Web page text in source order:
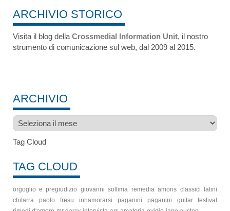
ARCHIVIO STORICO
Visita il blog della Crossmedial Information Unit, il nostro
strumento di comunicazione sul web, dal 2009 al 2015.
ARCHIVIO
Archivio
Tag Cloud
TAG CLOUD
orgoglio e pregiudizio giovanni sollima remedia amoris classici latini
chitarra
paolo fresu innamorarsi paganini
paganini guitar festival